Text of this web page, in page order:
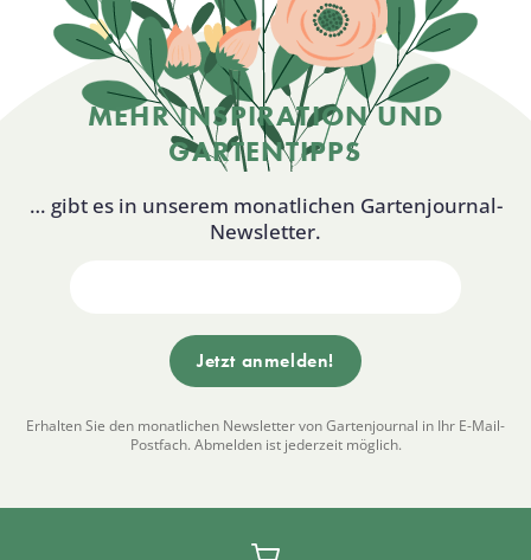
MEHR INSPIRATION UND
GARTENTIPPS
… gibt es in unserem monatlichen Gartenjournal-
Newsletter.
Erhalten Sie den monatlichen Newsletter von Gartenjournal in Ihr E-Mail-
Postfach. Abmelden ist jederzeit möglich.